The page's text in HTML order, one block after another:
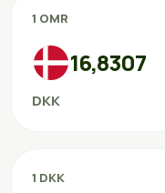
1 OMR
16,8307
DKK
1 DKK